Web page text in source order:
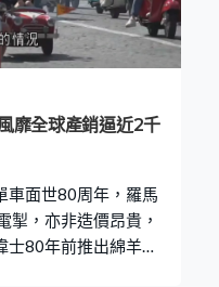
全球產銷逼近2千
車面世80周年，羅馬
掣，亦非造價昂貴，
士80年前推出綿羊